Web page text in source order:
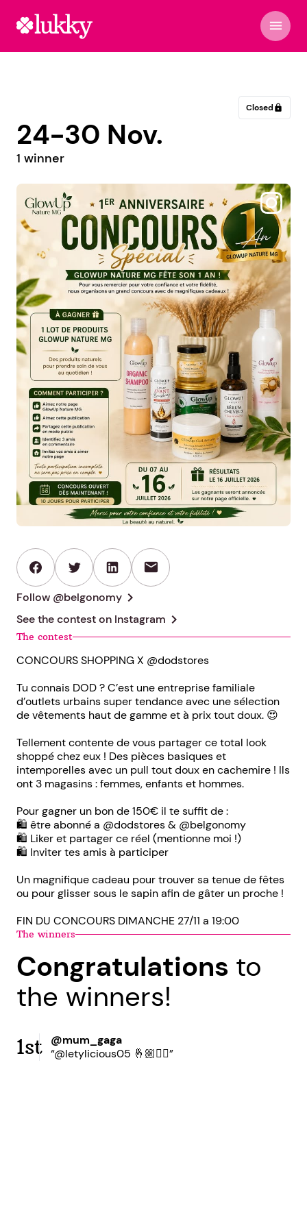
menu
Closed lock
24-30 Nov.
1 winner
@belgonomy
mail
Follow @belgonomy chevron_right
See the contest on Instagram chevron_right
The contest
CONCOURS SHOPPING X @dodstores
Tu connais DOD ? C’est une entreprise familiale
d’outlets urbains super tendance avec une sélection
de vêtements haut de gamme et à prix tout doux. 😍
Tellement contente de vous partager ce total look
shoppé chez eux ! Des pièces basiques et
intemporelles avec un pull tout doux en cachemire ! Ils
ont 3 magasins : femmes, enfants et hommes.
Pour gagner un bon de 150€ il te suffit de :
🛍 être abonné a @dodstores & @belgonomy
🛍 Liker et partager ce réel (mentionne moi !)
🛍 Inviter tes amis à participer
Un magnifique cadeau pour trouver sa tenue de fêtes
ou pour glisser sous le sapin afin de gâter un proche !
FIN DU CONCOURS DIMANCHE 27/11 a 19:00
The winners
Congratulations to
the winners!
1st
@mum_gaga
“@letylicious05 🤞🏼✌🏼”